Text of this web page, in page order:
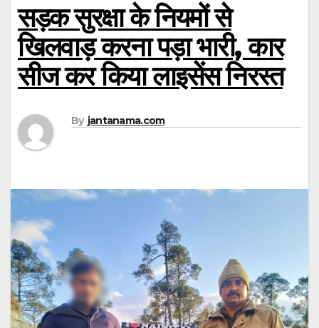
सड़क सुरक्षा के नियमों से
खिलवाड़ करना पड़ा भारी, कार
सीज कर किया लाइसेंस निरस्त
By jantanama.com